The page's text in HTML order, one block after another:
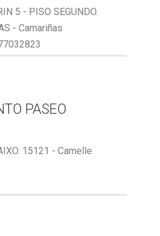
5 - PISO SEGUNDO.
- Camariñas
PASEO
15121 - Camelle